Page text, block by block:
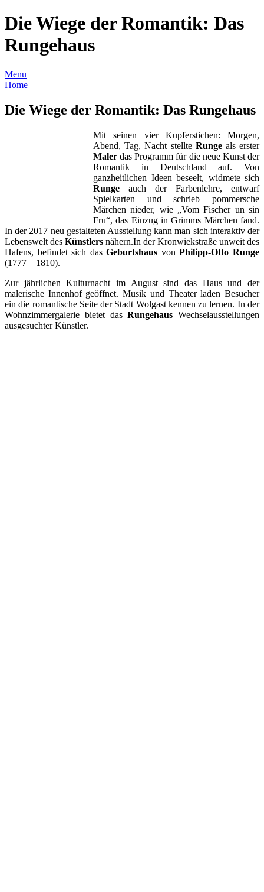
Die Wiege der Romantik: Das
Rungehaus
Menu
Home
Die Wiege der Romantik: Das Rungehaus
Mit seinen vier Kupferstichen: Morgen,
Abend, Tag, Nacht stellte Rungeals erster
Maler das Programm für die neue Kunst der
Romantik in Deutschland auf. Von
ganzheitlichen Ideen beseelt, widmete sich
Runge auch der Farbenlehre, entwarf
Spielkarten und schrieb pommersche
Märchen nieder, wie „Vom Fischer un sin
Fru“, das Einzug in Grimms Märchen fand.
In der 2017 neu gestalteten Ausstellung kann man sich interaktiv der
Lebenswelt des Künstlers nähern.In der Kronwiekstraße unweit des
Hafens, befindet sich dasGeburtshaus vonPhilipp-Otto Runge
(1777 – 1810).
Zur jährlichen Kulturnacht im August sind das Haus und der
malerische Innenhof geöffnet. Musik und Theater laden Besucher
ein die romantische Seite der Stadt Wolgast kennen zu lernen. In der
Wohnzimmergalerie bietet dasRungehaus Wechselausstellungen
ausgesuchter Künstler.